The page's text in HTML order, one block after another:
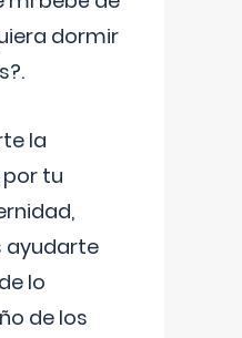
dormir
la
tu
ayudarte
lo
de los